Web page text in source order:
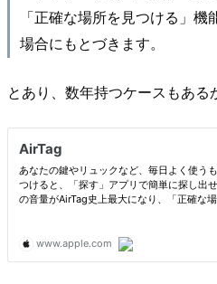
「正確な場所を見つける」
場合にもとづきます。
とあり、数年持つケースもある